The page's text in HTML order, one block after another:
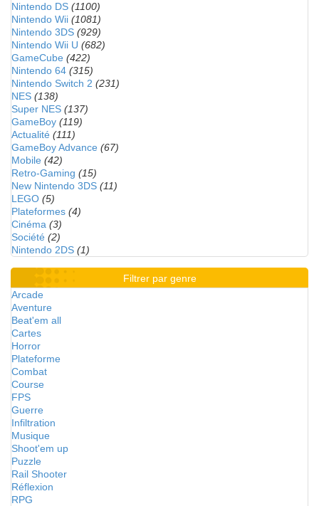
Nintendo DS (1100)
Nintendo Wii (1081)
Nintendo 3DS (929)
Nintendo Wii U (682)
GameCube (422)
Nintendo 64 (315)
Nintendo Switch 2 (231)
NES (138)
Super NES (137)
GameBoy (119)
Actualité (111)
GameBoy Advance (67)
Mobile (42)
Retro-Gaming (15)
New Nintendo 3DS (11)
LEGO (5)
Plateformes (4)
Cinéma (3)
Société (2)
Nintendo 2DS (1)
Filtrer par genre
Arcade
Aventure
Beat'em all
Cartes
Horror
Plateforme
Combat
Course
FPS
Guerre
Infiltration
Musique
Shoot'em up
Puzzle
Rail Shooter
Réflexion
RPG